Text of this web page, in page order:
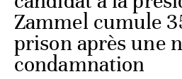
Zammel cumule
prison après une
condamnation